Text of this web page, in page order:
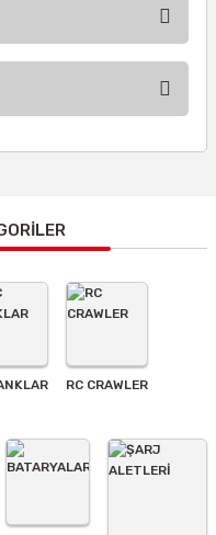
olmalı.
RC CRAWLER